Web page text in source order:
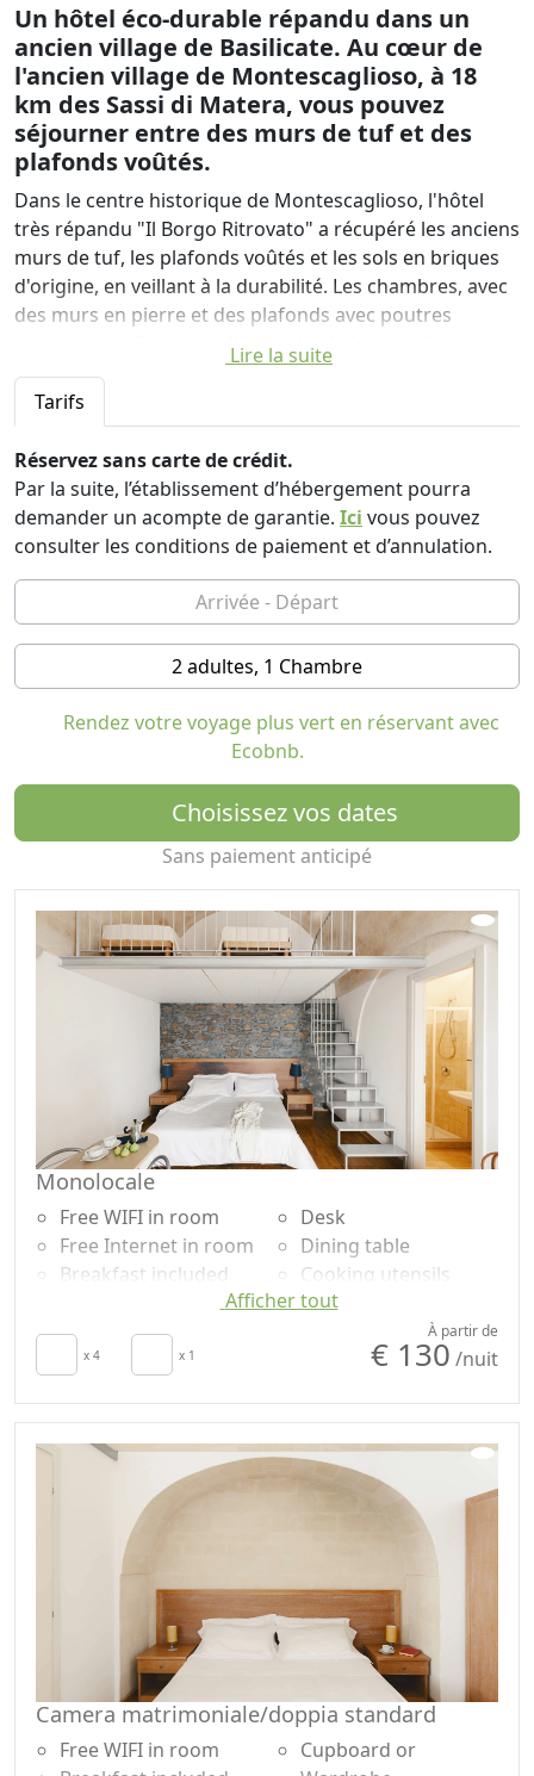
Un hôtel éco-durable répandu dans un
ancien village de Basilicate. Au cœur de
l'ancien village de Montescaglioso, à 18
km des Sassi di Matera, vous pouvez
séjourner entre des murs de tuf et des
plafonds voûtés.
Dans le centre historique de Montescaglioso, l'hôtel
très répandu "Il Borgo Ritrovato" a récupéré les anciens
murs de tuf, les plafonds voûtés et les sols en briques
d'origine, en veillant à la durabilité. Les chambres, avec
des murs en pierre et des plafonds avec poutres
apparentes, disposent d'une salle de bains privative et
d'une télévision.
Un petit-déjeuner buffet composé de gâteaux et de
biscuits faits maison est servi dans la salle à manger
rustique dotée d'une cheminée et vous pourrez profiter
d'une connexion Internet par câble gratuite à la
réception.
L'Albergo diffuso est situé à 18 km de Matera, à 20 km
du lac San Giuliano et de sa réserve naturelle et à 31 km
des plages de Metaponto Lido.
Lire la suite
Tarifs
Réservez sans carte de crédit.
Par la suite, l’établissement d’hébergement pourra
demander un acompte de garantie. Ici vous pouvez
consulter les conditions de paiement et d’annulation.
2 adultes, 1 Chambre
Rendez votre voyage plus vert en réservant avec
Ecobnb.
Choisissez vos dates
Sans paiement anticipé
Monolocale
Free WIFI in room
Free Internet in room
Breakfast included
Air conditioning
Autonomous heating
Sèche-cheveux
Towels
Cupboard or
Wardrobe
Desk
Dining table
Cooking utensils
Fridge
Coffee machine
Plancher en bois
Shower
Shampooing sans
plastique, pas de
doses uniques
Own entrance
Afficher tout
x 4 x 1
À partir de
€ 130 /nuit
Camera matrimoniale/doppia standard
Free WIFI in room
Cupboard or